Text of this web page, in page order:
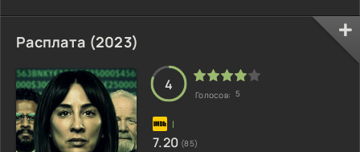
расследование.
Расплата (2023)
4
Голосов: 5
7.20 (85)